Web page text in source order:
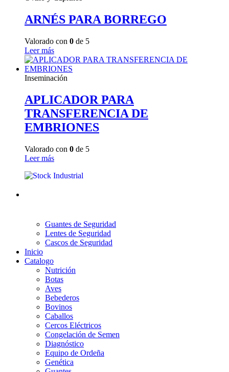
ARNÉS PARA BORREGO
Valorado con 0 de 5
Leer más
Inseminación
APLICADOR PARA
TRANSFERENCIA DE
EMBRIONES
Valorado con 0 de 5
Leer más
Guantes de Seguridad
Lentes de Seguridad
Cascos de Seguridad
Inicio
Catalogo
Nutrición
Botas
Aves
Bebederos
Bovinos
Caballos
Cercos Eléctricos
Congelación de Semen
Diagnóstico
Equipo de Ordeña
Genética